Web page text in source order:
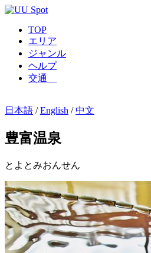
TOP
エリア
ジャンル
ヘルプ
交通
日本語 /English /中文
豊富温泉
とよとみおんせん